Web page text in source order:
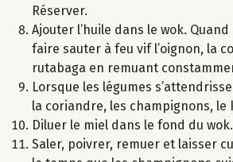
Réserver.
Ajouter l’huile dans le wok.
faire sauter à feu vif l’oignon, la
rutabaga en remuant
Lorsque les légumes
la coriandre, les champignons, le
Diluer le miel dans le fond du wok.
Saler, poivrer, remuer et laisser